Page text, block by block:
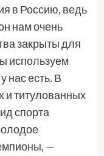
в Россию, ведь
нам очень
закрыты для
используем
нас есть. В
и титулованных
спорта
—